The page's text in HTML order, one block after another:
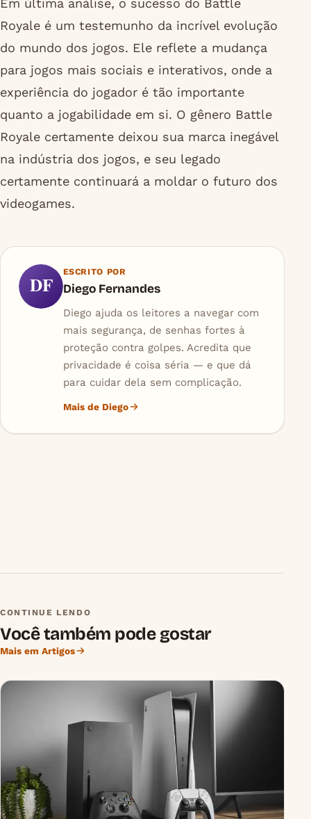
Em última análise, o sucesso do Battle
Royale é um testemunho da incrível evolução
do mundo dos jogos. Ele reflete a mudança
para jogos mais sociais e interativos, onde a
experiência do jogador é tão importante
quanto a jogabilidade em si. O gênero Battle
Royale certamente deixou sua marca inegável
na indústria dos jogos, e seu legado
certamente continuará a moldar o futuro dos
videogames.
DF
ESCRITO POR
Diego Fernandes
Diego ajuda os leitores a navegar com
mais segurança, de senhas fortes à
proteção contra golpes. Acredita que
privacidade é coisa séria — e que dá
para cuidar dela sem complicação.
Mais de Diego
CONTINUE LENDO
Você também pode gostar
Mais em Artigos